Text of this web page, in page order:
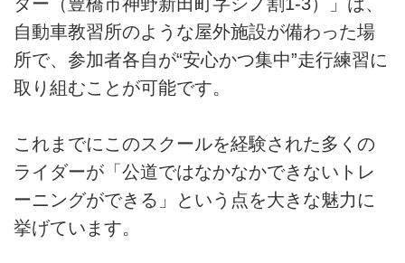
自動車教習所のような屋外施設が備わった場
所で、参加者各自が“安心かつ集中”走行練習に
取り組むことが可能です。
これまでにこのスクールを経験された多くの
ライダーが「公道ではなかなかできないトレ
ーニングができる」という点を大きな魅力に
挙げています。